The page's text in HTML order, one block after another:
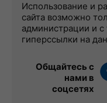
Использование и
сайта возможно
администрации и с
гиперссылки на
Общайтесь с
нами в
соцсетях